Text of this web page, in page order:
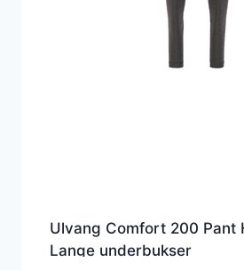
Ulvang Comfort 200 Pant
Lange underbukser